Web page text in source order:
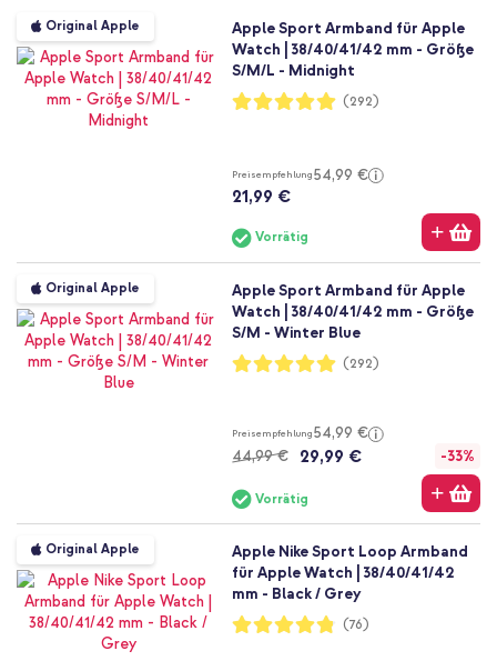
Original Apple
Apple Sport Armband für Apple
Watch | 38/40/41/42 mm - Größe
S/M/L - Midnight
Bewertung:
99%
(292)
Preisempfehlung54,99 €
21,99 €
Vorrätig
Original Apple
Apple Sport Armband für Apple
Watch | 38/40/41/42 mm - Größe
S/M - Winter Blue
Bewertung:
99%
(292)
Preisempfehlung54,99 €
44,99 €
29,99 € -33%
Vorrätig
Original Apple
Apple Nike Sport Loop Armband
für Apple Watch | 38/40/41/42
mm - Black / Grey
Bewertung:
96%
(76)